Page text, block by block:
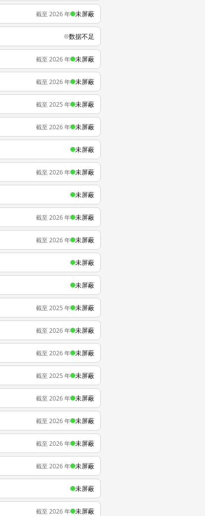
截至 2026 年 未屏蔽
数据不足
截至 2026 年 未屏蔽
截至 2026 年 未屏蔽
截至 2025 年 未屏蔽
截至 2026 年 未屏蔽
未屏蔽
截至 2026 年 未屏蔽
未屏蔽
截至 2026 年 未屏蔽
截至 2026 年 未屏蔽
未屏蔽
未屏蔽
截至 2025 年 未屏蔽
截至 2026 年 未屏蔽
截至 2026 年 未屏蔽
截至 2025 年 未屏蔽
截至 2026 年 未屏蔽
截至 2026 年 未屏蔽
截至 2026 年 未屏蔽
截至 2026 年 未屏蔽
未屏蔽
截至 2026 年 未屏蔽